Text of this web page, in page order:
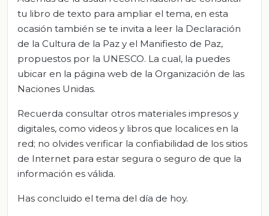
tu libro de texto para ampliar el tema, en esta
ocasión también se te invita a leer la Declaración
de la Cultura de la Paz y el Manifiesto de Paz,
propuestos por la UNESCO. La cual, la puedes
ubicar en la página web de la Organización de las
Naciones Unidas.
Recuerda consultar otros materiales impresos y
digitales, como videos y libros que localices en la
red; no olvides verificar la confiabilidad de los sitios
de Internet para estar segura o seguro de que la
información es válida.
Has concluido el tema del día de hoy.